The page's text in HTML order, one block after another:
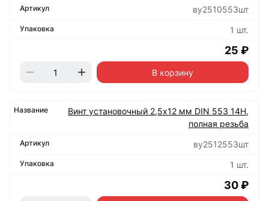
ву2510553шт
1 шт.
25 ₽
В корзину
Винт установочный 2,5х12 мм DIN 553 14Н,
полная резьба
ву2512553шт
1 шт.
30 ₽